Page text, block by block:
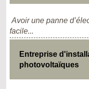
Avoir une panne
facile...
Entreprise
photovoltaïques